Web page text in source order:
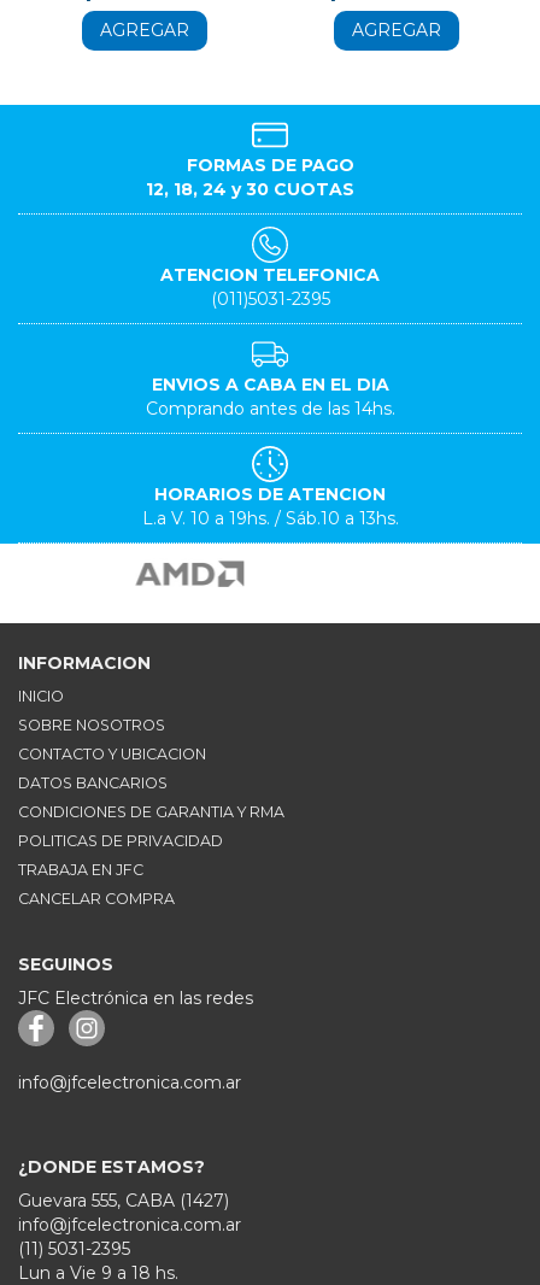
AGREGAR AGREGAR
FORMAS DE PAGO
12, 18, 24 y 30 CUOTAS
ATENCION TELEFONICA
(011)5031-2395
ENVIOS A CABA EN EL DIA
Comprando antes de las 14hs.
HORARIOS DE ATENCION
L.a V. 10 a 19hs. / Sáb.10 a 13hs.
INFORMACION
INICIO
SOBRE NOSOTROS
CONTACTO Y UBICACION
DATOS BANCARIOS
CONDICIONES DE GARANTIA Y RMA
POLITICAS DE PRIVACIDAD
TRABAJA EN JFC
CANCELAR COMPRA
SEGUINOS
JFC Electrónica en las redes
info@jfcelectronica.com.ar
¿DONDE ESTAMOS?
Guevara 555, CABA (1427)
info@jfcelectronica.com.ar
(11) 5031-2395
Lun a Vie 9 a 18 hs.